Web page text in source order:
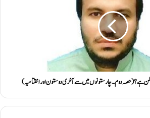
ہے؟ ( حصہ دوم ۔ چار ستونوں میں سے آخری دو ستون اور اختتامیہ)